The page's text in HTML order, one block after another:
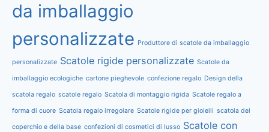
da imballaggio
personalizzate Produttore di scatole da imballaggio
personalizzate Scatole rigide personalizzate Scatole da
imballaggio ecologiche cartone pieghevole confezione regalo Design della
scatola regalo scatole regalo Scatola di montaggio rigida Scatole regalo a
forma di cuore Scatola regalo irregolare Scatole rigide per gioielli scatola del
coperchio e della base confezioni di cosmetici di lusso Scatole con